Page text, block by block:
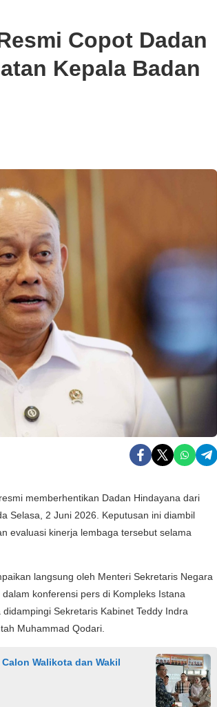
Copot Dadan
Kepala Badan
memberhentikan Dadan Hindayana dari
Selasa, 2 Juni 2026. Keputusan ini diambil
evaluasi kinerja lembaga tersebut selama
langsung oleh Menteri Sekretaris Negara
konferensi pers di Kompleks Istana
Sekretaris Kabinet Teddy Indra
Muhammad Qodari.
Walikota dan Wakil